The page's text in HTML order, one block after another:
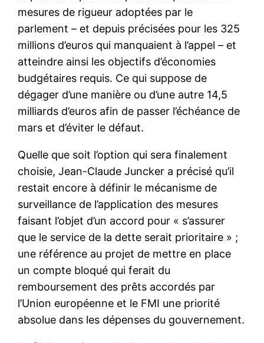
mesures de rigueur adoptées par le
parlement – et depuis précisées pour les 325
millions d’euros qui manquaient à l’appel – et
atteindre ainsi les objectifs d’économies
budgétaires requis. Ce qui suppose de
dégager d’une manière ou d’une autre 14,5
milliards d’euros afin de passer l’échéance de
mars et d’éviter le défaut.
Quelle que soit l’option qui sera finalement
choisie, Jean-Claude Juncker a précisé qu’il
restait encore à définir le mécanisme de
surveillance de l’application des mesures
faisant l’objet d’un accord pour « s’assurer
que le service de la dette serait prioritaire » ;
une référence au projet de mettre en place
un compte bloqué qui ferait du
remboursement des prêts accordés par
l’Union européenne et le FMI une priorité
absolue dans les dépenses du gouvernement.